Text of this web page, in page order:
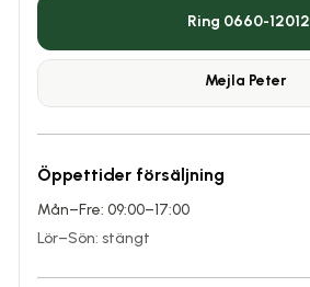
Ring 0660-12012
Mejla Peter
Öppettider försäljning
Mån–Fre: 09:00–17:00
Lör–Sön: stängt